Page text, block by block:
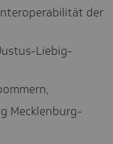
der
Liebig-
Mecklenburg-